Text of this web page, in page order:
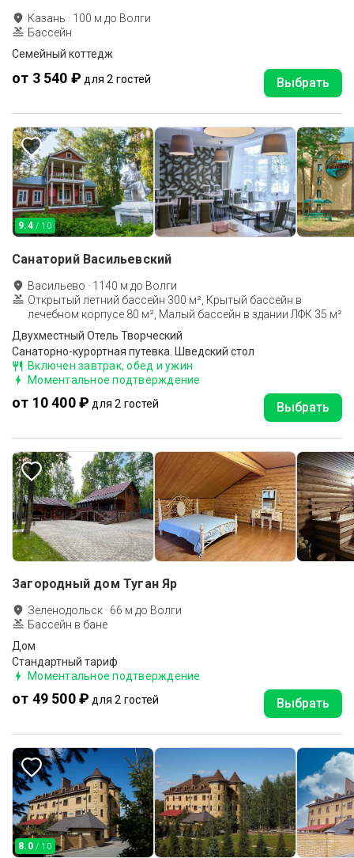
Казань · 100 м до Волги
Бассейн
Семейный коттедж
от 3 540 ₽ для 2 гостей Выбрать
9.4 / 10
Санаторий Васильевский
Васильево · 1140 м до Волги
Открытый летний бассейн 300 м², Крытый бассейн в
лечебном корпусе 80 м², Малый бассейн в здании ЛФК 35 м²
Двухместный Отель Творческий
Санаторно-курортная путевка. Шведский стол
Включен завтрак, обед и ужин
Моментальное подтверждение
от 10 400 ₽ для 2 гостей Выбрать
Загородный дом Туган Яр
Зеленодольск · 66 м до Волги
Бассейн в бане
Дом
Стандартный тариф
Моментальное подтверждение
от 49 500 ₽ для 2 гостей Выбрать
8.0 / 10